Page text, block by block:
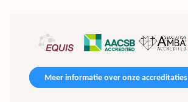
Meer informatie over onze accreditaties